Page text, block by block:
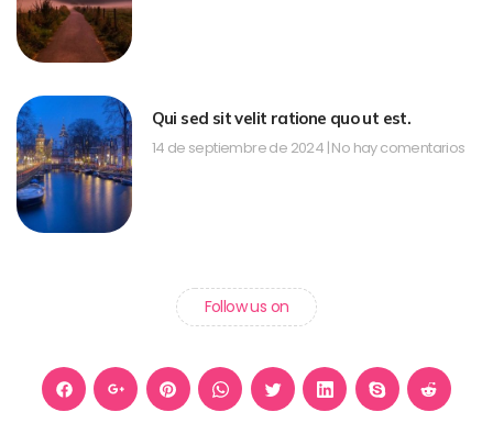
Qui sed sit velit ratione quo ut est.
14 de septiembre de 2024 No hay comentarios
Follow us on